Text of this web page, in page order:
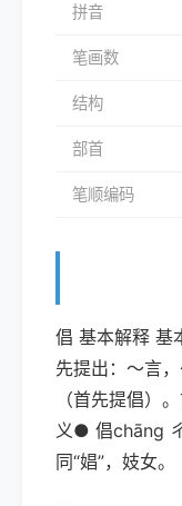
拼音
笔画数
结构
部首
笔顺编码
倡 基本解释 基
先提出：～言
（首先提倡）
义● 倡chāng
同“娼”，妓女。